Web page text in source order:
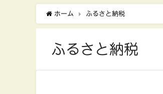
ホーム ふるさと納税
ふるさと納税